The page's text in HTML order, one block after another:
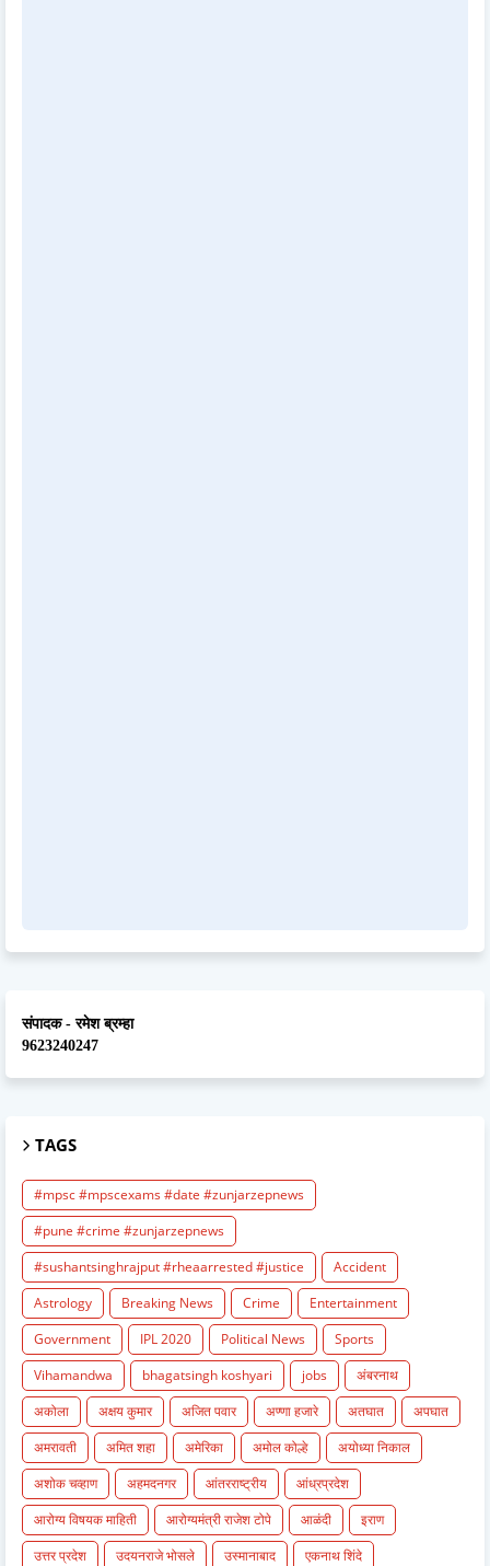
संपादक - रमेश ब्रम्हा
9623240247
TAGS
#mpsc #mpscexams #date #zunjarzepnews
#pune #crime #zunjarzepnews
#sushantsinghrajput #rheaarrested #justice
Accident
Astrology
Breaking News Crime
Entertainment
Government
IPL 2020 Political News
Sports
Vihamandwa
bhagatsingh koshyari jobs
अंबरनाथ
अकोला
अक्षय कुमार अजित पवार अण्णा हजारे अतघात
अपघात
अमरावती
अमित शहा अमेरिका अमोल कोल्हे
अयोध्या निकाल
अशोक चव्हाण
अहमदनगर आंतरराष्ट्रीय
आंध्रप्रदेश
आरोग्य विषयक माहिती
आरोग्यमंत्री राजेश टोपे आळंदी
इराण
उत्तर प्रदेश
उदयनराजे भोसले उस्मानाबाद एकनाथ शिंदे